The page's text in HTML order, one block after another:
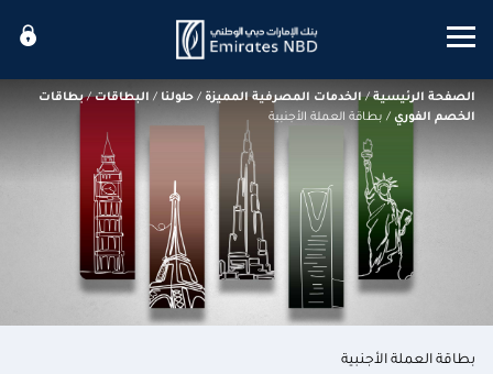
Mobile menu
الصفحة الرئيسية/الخدمات المصرفية المميزة / حلولنا / البطاقات/بطاقات
الخصم الفوري / بطاقة العملة الأجنبية
بطاقة العملة الأجنبية